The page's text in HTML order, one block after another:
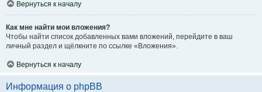
Вернуться к началу
Как мне найти мои вложения?
Чтобы найти список добавленных вами вложений, перейдите в ваш
личный раздел и щёлкните по ссылке «Вложения».
Вернуться к началу
Информация о phpBB